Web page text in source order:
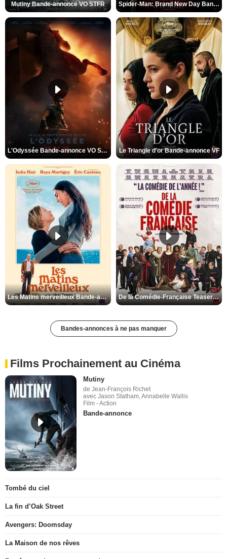
Mutiny Bande-annonce VO STFR Spider-Man: Brand New Day Bande-annonce VO STFR
L'Odyssée Bande-annonce VO STFR Le Triangle d'or Bande-annonce VF
Les Matins merveilleux Bande-annonce VF De la Comédie-Française Teaser VF
Bandes-annonces à ne pas manquer
Films Prochainement au Cinéma
Mutiny
de Jean-François Richet
avec Jason Statham, Annabelle Wallis
Film - Action
Bande-annonce
Tombé du ciel
La fin d’Oak Street
Avengers: Doomsday
La Maison de nos rêves